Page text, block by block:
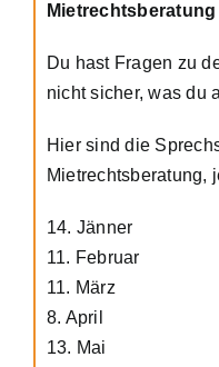
Mietrechtsberatung
Du hast Fragen zu
nicht sicher, was du
Hier sind die
Mietrechtsberatung,
14. Jänner
11. Februar
11. März
8. April
13. Mai